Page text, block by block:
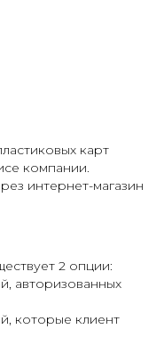
карт
компании.
интернет-магазин
2 опции:
авторизованных
которые клиент